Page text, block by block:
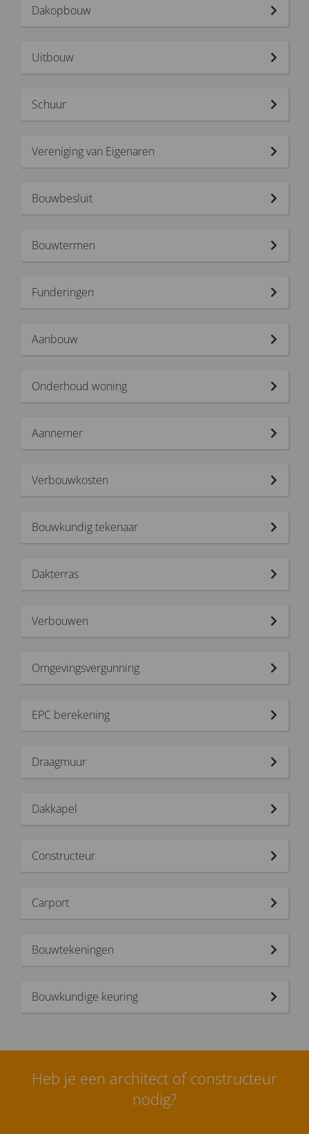
Dakopbouw
Uitbouw
Schuur
Vereniging van Eigenaren
Bouwbesluit
Bouwtermen
Funderingen
Aanbouw
Onderhoud woning
Aannemer
Verbouwkosten
Bouwkundig tekenaar
Dakterras
Verbouwen
Omgevingsvergunning
EPC berekening
Draagmuur
Dakkapel
Constructeur
Carport
Bouwtekeningen
Bouwkundige keuring
Heb je een architect of constructeur
nodig?